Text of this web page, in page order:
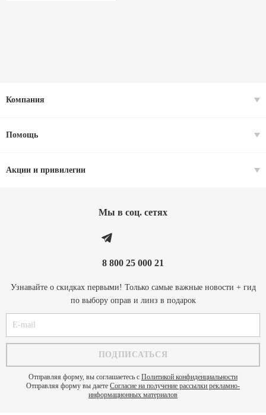
Компания
Помощь
Акции и привилегии
Мы в соц. cетях
8 800 25 000 21
Узнавайте о скидках первыми! Только самые важные новости + гид
по выбору оправ и линз в подарок
Отправляя форму, вы соглашаетесь с Политикой конфиденциальности
Отправляя форму вы даете Согласие на получение рассылки рекламно-
информационных материалов